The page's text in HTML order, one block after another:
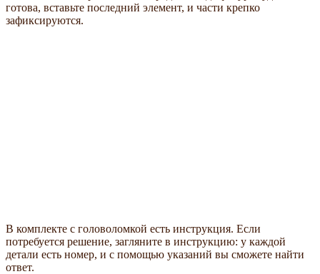
готова, вставьте последний элемент, и части крепко
зафиксируются.
В комплекте с головоломкой есть инструкция. Если
потребуется решение, загляните в инструкцию: у каждой
детали есть номер, и с помощью указаний вы сможете найти
ответ.